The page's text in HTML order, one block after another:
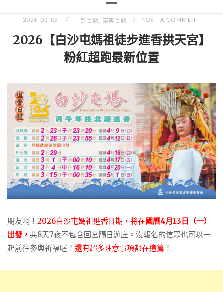
2026-03-02 中部景點 苗栗景點 POST A COMMENT
2026【白沙屯媽祖徒步進香拱天宮】
粉紅超跑最新位置
朋友啊！ 2026白沙屯媽祖進香日期，將在國曆4月13日（一）
出發， 共8天7夜不包含回宮隔日遊庄 。 沒報名的信眾也可以一
起前往參與祈福喔！ 還有超多注意事項都在這篇！